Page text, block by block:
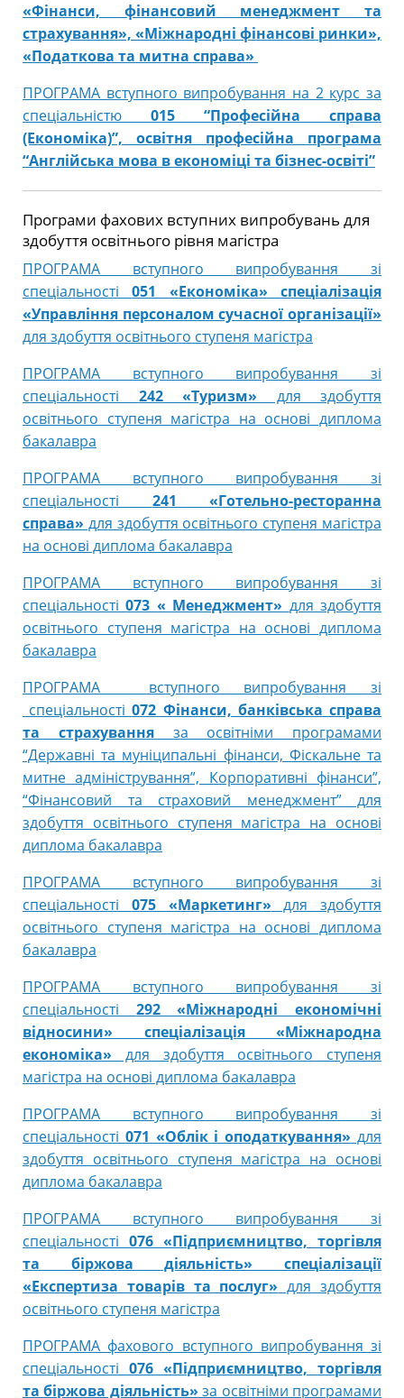
«Фінанси, фінансовий менеджмент та
страхування», «Міжнародні фінансові ринки»,
«Податкова та митна справа»
ПРОГРАМА вступного випробування на 2 курс за
спеціальністю 015 “Професійна справа
(Економіка)”, освітня професійна програма
“Англійська мова в економіці та бізнес-освіті”
Програми фахових вступних випробувань для
здобуття освітнього рівня магістра
ПРОГРАМА вступного випробування зі
спеціальності051 «Економіка» спеціалізація
«Управління персоналом сучасної організації»
для здобуття освітнього ступеня магістра
ПРОГРАМА вступного випробування зі
спеціальності 242 «Туризм» для здобуття
освітнього ступеня магістра на основі диплома
бакалавра
ПРОГРАМА вступного випробування зі
спеціальності 241 «Готельно-ресторанна
справа» для здобуття освітнього ступеня магістра
на основі диплома бакалавра
ПРОГРАМА вступного випробування зі
спеціальності073 « Менеджмент» для здобуття
освітнього ступеня магістра на основі диплома
бакалавра
ПРОГРАМА вступного випробування зі
спеціальності072 Фінанси, банківська справа
та страхуванняза освітніми програмами
“Державні та муніципальні фінанси, Фіскальне та
митне адміністрування”, Корпоративні фінанси”,
“Фінансовий та страховий менеджмент” для
здобуття освітнього ступеня магістра на основі
диплома бакалавра
ПРОГРАМА вступного випробування зі
спеціальності 075 «Маркетинг» для здобуття
освітнього ступеня магістра на основі диплома
бакалавра
ПРОГРАМА вступного випробування зі
спеціальності 292 «Міжнародні економічні
відносини» спеціалізація «Міжнародна
економіка» для здобуття освітнього ступеня
магістра на основі диплома бакалавра
ПРОГРАМА вступного випробування зі
спеціальності 071 «Облік і оподаткування» для
здобуття освітнього ступеня магістра на основі
диплома бакалавра
ПРОГРАМА вступного випробування зі
спеціальності 076 «Підприємництво, торгівля
та біржова діяльність» спеціалізації
«Експертиза товарів та послуг» для здобуття
освітнього ступеня магістра
ПРОГРАМА фахового вступного випробування зі
спеціальності 076 «Підприємництво, торгівля
та біржова діяльність» за освітніми програмами